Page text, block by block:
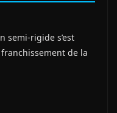
semi‑rigide s’est
de la